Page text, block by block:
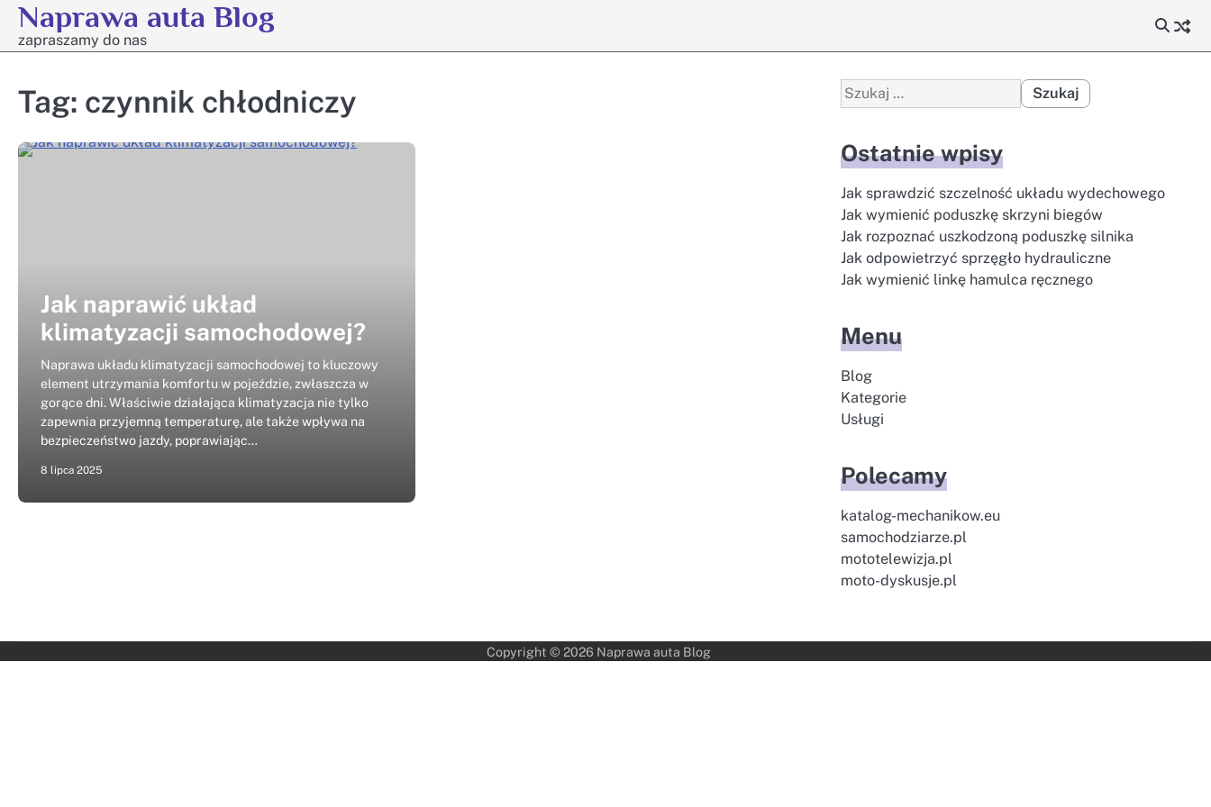
Skip
content
Naprawa auta Blog
zapraszamy do nas
Tag: czynnik chłodniczy
Jak naprawić układ
klimatyzacji samochodowej?
Naprawa układu klimatyzacji samochodowej to kluczowy
element utrzymania komfortu w pojeździe, zwłaszcza w
gorące dni. Właściwie działająca klimatyzacja nie tylko
zapewnia przyjemną temperaturę, ale także wpływa na
bezpieczeństwo jazdy, poprawiając…
8 lipca 2025
Szukaj:
Ostatnie wpisy
Jak sprawdzić szczelność układu wydechowego
Jak wymienić poduszkę skrzyni biegów
Jak rozpoznać uszkodzoną poduszkę silnika
Jak odpowietrzyć sprzęgło hydrauliczne
Jak wymienić linkę hamulca ręcznego
Menu
Blog
Kategorie
Usługi
Polecamy
katalog-mechanikow.eu
samochodziarze.pl
mototelewizja.pl
moto-dyskusje.pl
Copyright © 2026 Naprawa auta Blog